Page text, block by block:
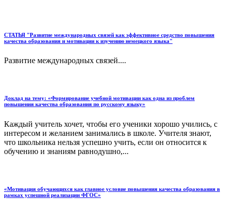
СТАТЬЯ "Развитие международных связей как эффективное средство повышения
качества образования и мотивации к изучению немецкого языка"
Развитие международных связей....
Доклад на тему: «Формирование учебной мотивации как одна из проблем
повышения качества образования по русскому языку»
Каждый учитель хочет, чтобы его ученики хорошо учились, с
интересом и желанием занимались в школе. Учителя знают,
что школьника нельзя успешно учить, если он относится к
обучению и знаниям равнодушно,...
«Мотивация обучающихся как главное условие повышения качества образования в
рамках успешной реализации ФГОС»